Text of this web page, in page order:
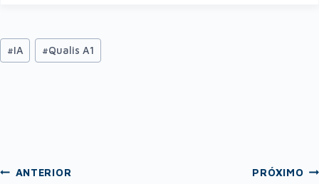
#IA #Qualis A1
ANTERIOR PRÓXIMO